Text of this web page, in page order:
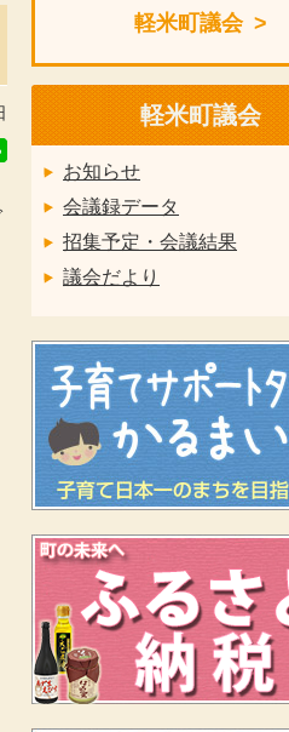
軽米町議会
軽米町議会
お知らせ
会議録データ
招集予定・会議結果
議会だより